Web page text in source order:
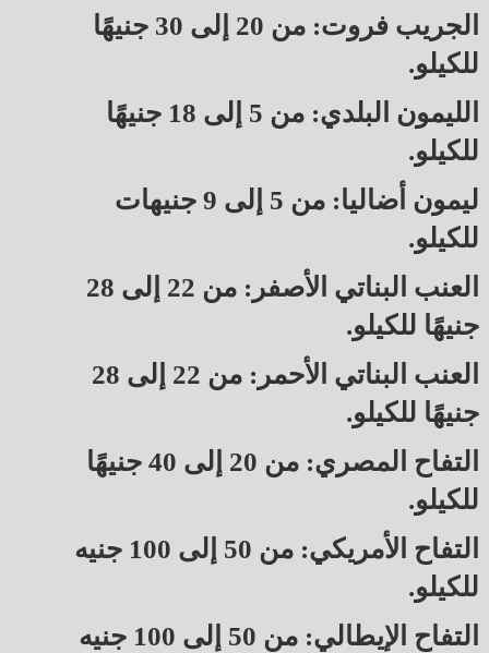
الجريب فروت: من 20 إلى 30 جنيهًا
للكيلو.
الليمون البلدي: من 5 إلى 18 جنيهًا
للكيلو.
ليمون أضاليا: من 5 إلى 9 جنيهات
للكيلو.
العنب البناتي الأصفر: من 22 إلى 28
جنيهًا للكيلو.
العنب البناتي الأحمر: من 22 إلى 28
جنيهًا للكيلو.
التفاح المصري: من 20 إلى 40 جنيهًا
للكيلو.
التفاح الأمريكي: من 50 إلى 100 جنيه
للكيلو.
التفاح الإيطالي: من 50 إلى 100 جنيه